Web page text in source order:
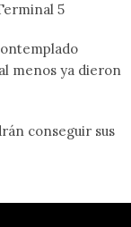
5
menos ya dieron
conseguir sus